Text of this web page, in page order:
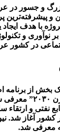
و جسور در
و پیشرفته‌ترین
با هدف
نوآوری و
در کشور
بخش از برنامه
و اجتماعی به نام
نفتی و ارتقاء
کشور آغاز شد.
معرفی شد.